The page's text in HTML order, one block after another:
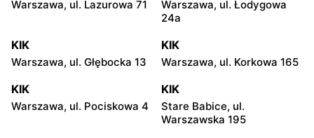
Warszawa, ul. Lazurowa 71
Warszawa, ul. Łodygowa
24a
KIK
Warszawa, ul. Głębocka 13
KIK
Warszawa, ul. Korkowa 165
KIK
Warszawa, ul. Pociskowa 4
KIK
Stare Babice, ul.
Warszawska 195